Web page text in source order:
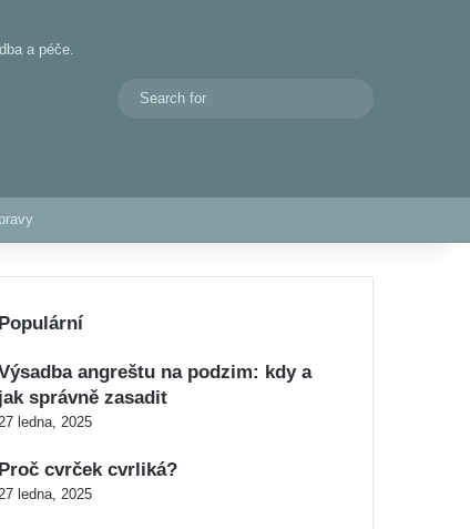
a péče.
Switch skin
Populární
angreštu na podzim: kdy a
jak správně zasadit
ledna, 2025
Proč cvrček cvrliká?
ledna, 2025